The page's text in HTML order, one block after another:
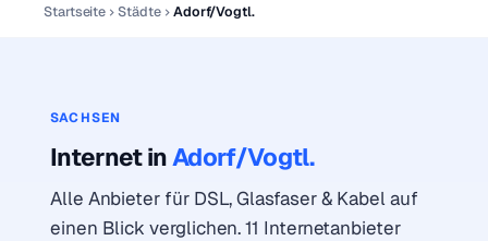
Startseite Städte Adorf/Vogtl.
SACHSEN
Internet inAdorf/Vogtl.
Alle Anbieter für DSL, Glasfaser & Kabel auf
einen Blick verglichen. 11 Internetanbieter